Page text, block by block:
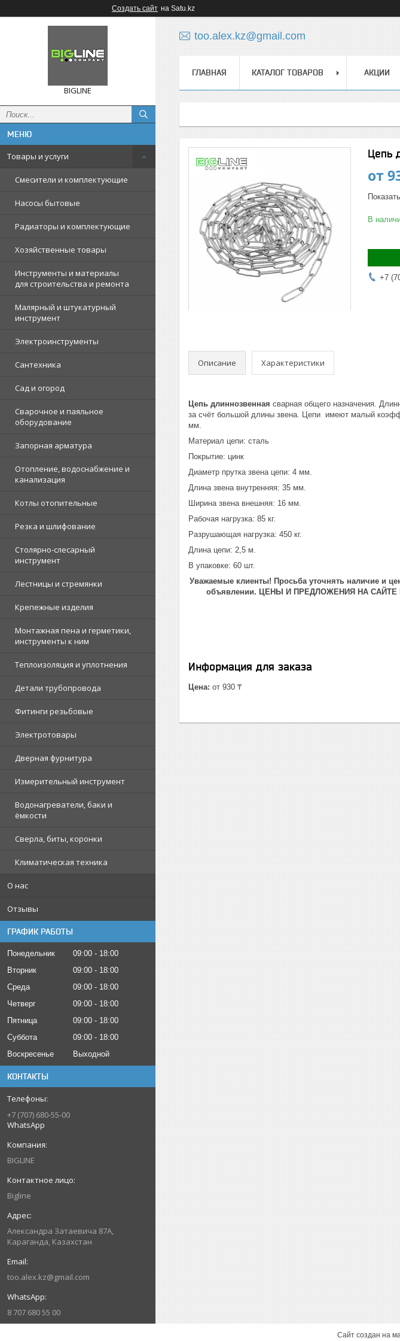
Создать сайт на Satu.kz
BIGLINE
Товары и услуги
Смесители и комплектующие
Насосы бытовые
Радиаторы и комплектующие
Хозяйственные товары
Инструменты и материалы
для строительства и ремонта
Малярный и штукатурный
инструмент
Электроинструменты
Сантехника
Сад и огород
Сварочное и паяльное
оборудование
Запорная арматура
Отопление, водоснабжение и
канализация
Котлы отопительные
Резка и шлифование
Столярно-слесарный
инструмент
Лестницы и стремянки
Крепежные изделия
Монтажная пена и герметики,
инструменты к ним
Теплоизоляция и уплотнения
Детали трубопровода
Фитинги резьбовые
Электротовары
Дверная фурнитура
Измерительный инструмент
Водонагреватели, баки и
ёмкости
Сверла, биты, коронки
Климатическая техника
О нас
Отзывы
ГРАФИК РАБОТЫ
Понедельник 09:00
18:00
Вторник
09:00
18:00
Среда
09:00
18:00
Четверг
09:00
18:00
Пятница
09:00
18:00
Суббота
09:00
18:00
Воскресенье
Выходной
КОНТАКТЫ
+7 (707) 680-55-00
WhatsApp
BIGLINE
Bigline
Александра Затаевича 87А,
Караганда, Казахстан
too.alex.kz@gmail.com
8 707 680 55 00
too.alex.kz@gmail.com
ГЛАВНАЯ КАТАЛОГ ТОВАРОВ АКЦИИ
Цепь
от
В
+7
Описание Характеристики
Цепь длиннозвенная сварная общего назначения.
за счёт большой длины звена. Цепи имеют малый
мм.
Материал цепи: сталь
Покрытие: цинк
Диаметр прутка звена цепи: 4 мм.
Длина звена внутренняя: 35 мм.
Ширина звена внешняя: 16 мм.
Рабочая нагрузка: 85 кг.
Разрушающая нагрузка: 450 кг.
Длина цепи: 2,5 м.
В упаковке: 60 шт.
Уважаемые клиенты! Просьба уточнять наличие и
объявлении. ЦЕНЫ И ПРЕДЛОЖЕНИЯ НА
Информация для заказа
Цена: от 930 ₸
Сайт создан на